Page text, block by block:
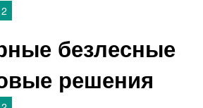
безлесные
решения